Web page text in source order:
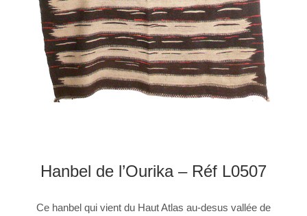
Hanbel de l’Ourika – Réf L0507
Ce hanbel qui vient du Haut Atlas au-desus vallée de